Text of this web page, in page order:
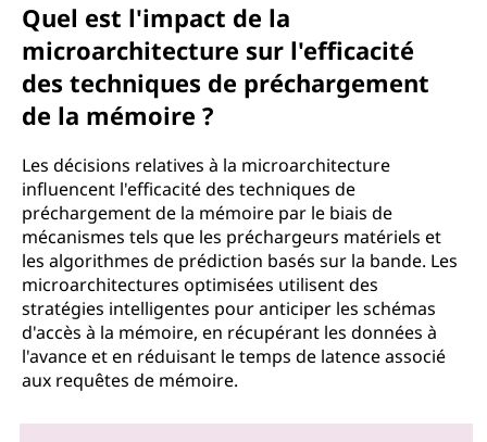
Quel est l'impact de la
microarchitecture sur l'efficacité
des techniques de préchargement
de la mémoire ?
Les décisions relatives à la microarchitecture
influencent l'efficacité des techniques de
préchargement de la mémoire par le biais de
mécanismes tels que les préchargeurs matériels et
les algorithmes de prédiction basés sur la bande. Les
microarchitectures optimisées utilisent des
stratégies intelligentes pour anticiper les schémas
d'accès à la mémoire, en récupérant les données à
l'avance et en réduisant le temps de latence associé
aux requêtes de mémoire.